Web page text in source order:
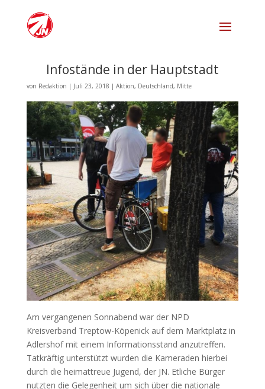
Infostände in der Hauptstadt
von Redaktion | Juli 23, 2018 | Aktion, Deutschland, Mitte
Am vergangenen Sonnabend war der NPD
Kreisverband Treptow-Köpenick auf dem Marktplatz in
Adlershof mit einem Informationsstand anzutreffen.
Tatkräftig unterstützt wurden die Kameraden hierbei
durch die heimattreue Jugend, der JN. Etliche Bürger
nutzten die Gelegenheit um sich über die nationale